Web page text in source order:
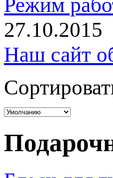
27.10.2015
Наш сайт